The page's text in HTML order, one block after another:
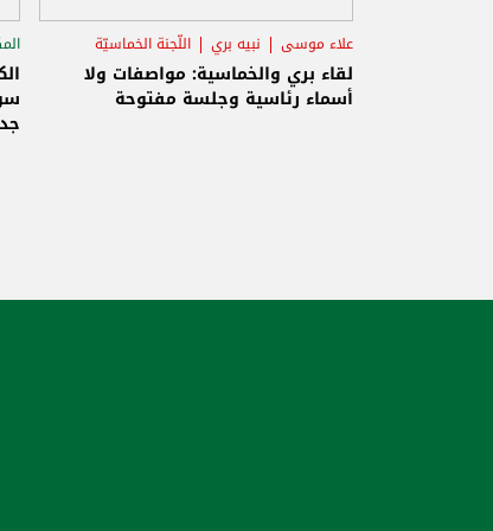
علاء موسى نبيه بري اللّجنة الخماسيّة
لقاء بري والخماسية: مواصفات ولا
أسماء رئاسية وجلسة مفتوحة